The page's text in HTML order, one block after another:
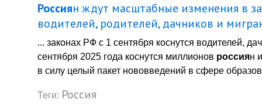
Россиян ждут масштабные изменения в
водителей, родителей, дачников и
... законах РФ с 1 сентября коснутся водителей,
сентября 2025 года коснутся миллионов россиян
в силу целый пакет нововведений в сфере
Теги: Россия